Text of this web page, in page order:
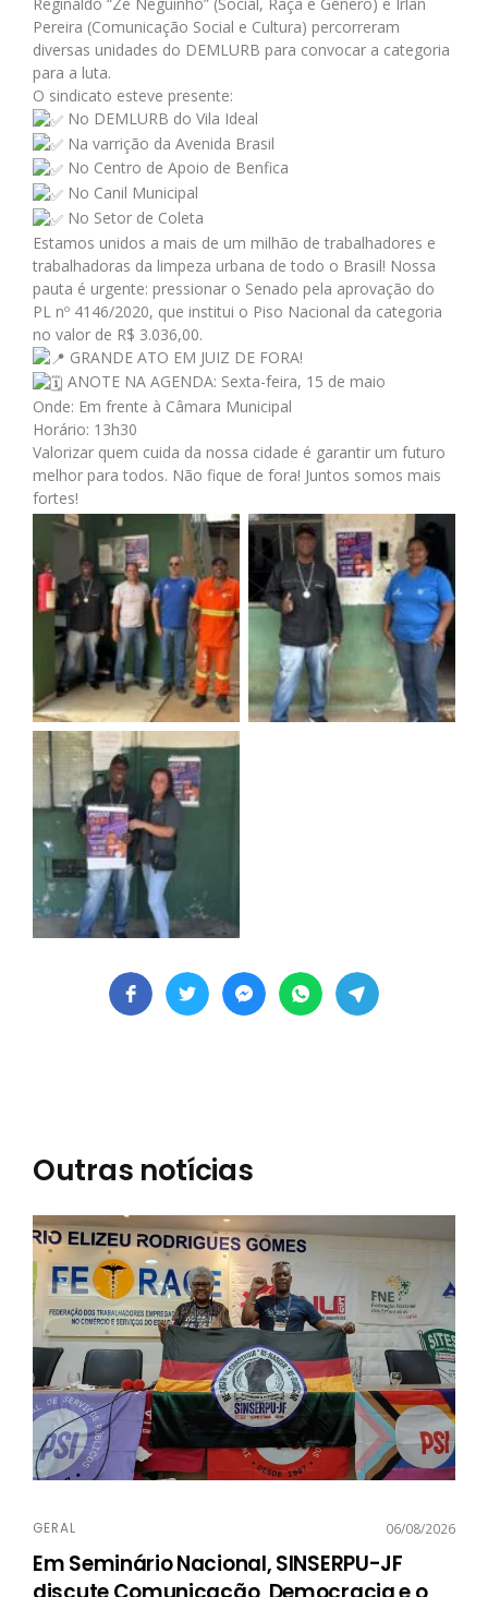
Pereira (Comunicação Social e Cultura) percorreram
diversas unidades do DEMLURB para convocar a categoria
para a luta.
O sindicato esteve presente:
No DEMLURB do Vila Ideal
Na varrição da Avenida Brasil
No Centro de Apoio de Benfica
No Canil Municipal
No Setor de Coleta
Estamos unidos a mais de um milhão de trabalhadores e
trabalhadoras da limpeza urbana de todo o Brasil! Nossa
pauta é urgente: pressionar o Senado pela aprovação do
PL nº 4146/2020, que institui o Piso Nacional da categoria
no valor de R$ 3.036,00.
GRANDE ATO EM JUIZ DE FORA!
ANOTE NA AGENDA: Sexta-feira, 15 de maio
Onde: Em frente à Câmara Municipal
Horário: 13h30
Valorizar quem cuida da nossa cidade é garantir um futuro
melhor para todos. Não fique de fora! Juntos somos mais
fortes!
Outras notícias
GERAL 06/08/2026
Em Seminário Nacional, SINSERPU-JF